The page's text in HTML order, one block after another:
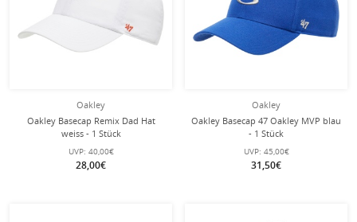
Oakley
Oakley Basecap Remix Dad Hat
weiss - 1 Stück
UVP: 40,00€
28,00€
Oakley
Oakley Basecap 47 Oakley MVP blau
- 1 Stück
UVP: 45,00€
31,50€